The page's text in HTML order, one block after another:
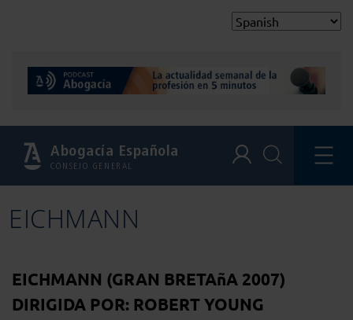
Abogacía Española
CONSEJO GENERAL
EICHMANN
EICHMANN (GRAN BRETAñA 2007)
DIRIGIDA POR: ROBERT YOUNG